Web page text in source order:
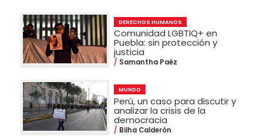
DERECHOS HUMANOS
Comunidad LGBTIQ+ en
Puebla: sin protección y
justicia
Samantha Paéz
MUNDO
Perú, un caso para discutir y
analizar la crisis de la
democracia
Bilha Calderón